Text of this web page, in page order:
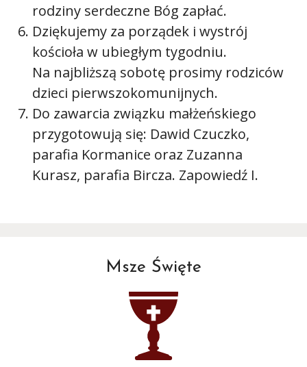
rodziny serdeczne Bóg zapłać.
Dziękujemy za porządek i wystrój
kościoła w ubiegłym tygodniu.
Na najbliższą sobotę prosimy rodziców
dzieci pierwszokomunijnych.
Do zawarcia związku małżeńskiego
przygotowują się: Dawid Czuczko,
parafia Kormanice oraz Zuzanna
Kurasz, parafia Bircza. Zapowiedź I.
Msze Święte